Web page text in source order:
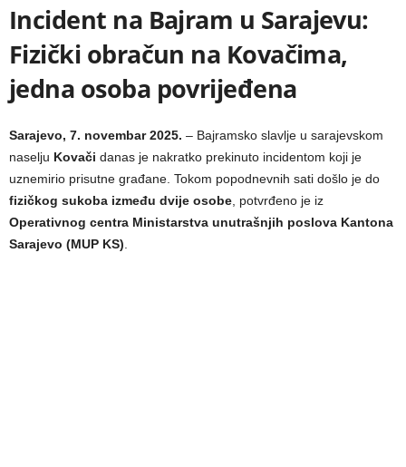
Incident na Bajram u Sarajevu:
Fizički obračun na Kovačima,
jedna osoba povrijeđena
Sarajevo, 7. novembar 2025. – Bajramsko slavlje u sarajevskom
naselju Kovači danas je nakratko prekinuto incidentom koji je
uznemirio prisutne građane. Tokom popodnevnih sati došlo je do
fizičkog sukoba između dvije osobe , potvrđeno je iz
Operativnog centra Ministarstva unutrašnjih poslova Kantona
Sarajevo (MUP KS)